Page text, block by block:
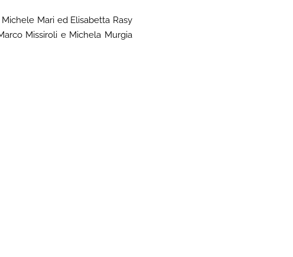
Mari ed Elisabetta Rasy
Missiroli e Michela Murgia